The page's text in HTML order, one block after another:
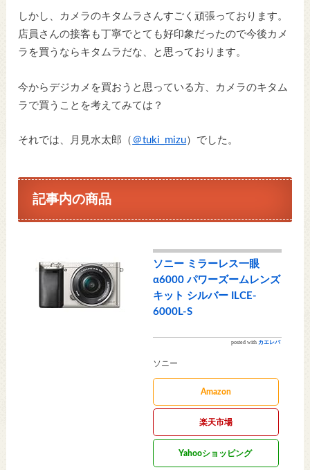
しかし、カメラのキタムラさんすごく頑張っております。
店員さんの接客も丁寧でとても好印象だったので今後カメ
ラを買うならキタムラだな、と思っております。
今からデジカメを買おうと思っている方、カメラのキタム
ラで買うことを考えてみては？
それでは、月見水太郎（ ＠tuki_mizu）でした。
記事内の商品
ソニー ミラーレス一眼
α6000 パワーズームレンズ
キット シルバー ILCE-
6000L-S
posted with カエレバ
ソニー
Amazon
楽天市場
Yahooショッピング